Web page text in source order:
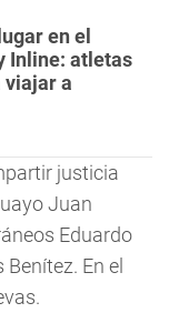
en el
Inline: atletas
viajar a
justicia
Juan
Eduardo
En el